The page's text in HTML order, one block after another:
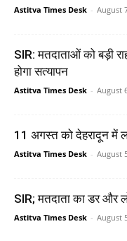
Astitva Times Desk - August
SIR: मतदाताओं को बड़ी
होगा सत्यापन
Astitva Times Desk - August
11 अगस्त को देहरादून में
Astitva Times Desk - August
SIR; मतदाता का डर और
Astitva Times Desk - August